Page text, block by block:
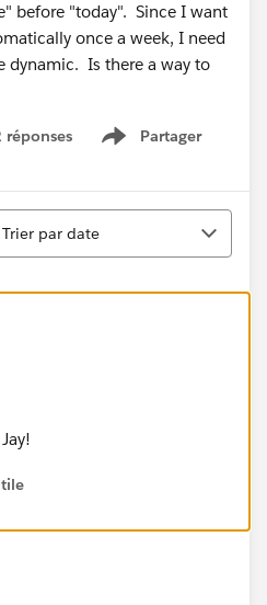
before "today". Since I want
once a week, I need
dynamic. Is there a way to
réponses Partager
Show menu
Trier par date